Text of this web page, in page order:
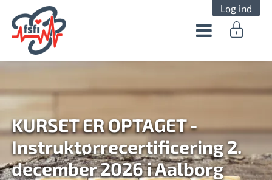
Log ind
KURSET ER OPTAGET -
Instruktørrecertificering 2.
december 2026 i Aalborg